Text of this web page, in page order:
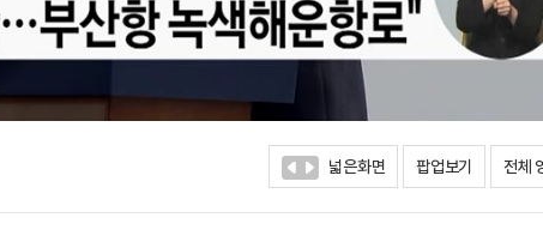
넓은화면 팝업보기 전체